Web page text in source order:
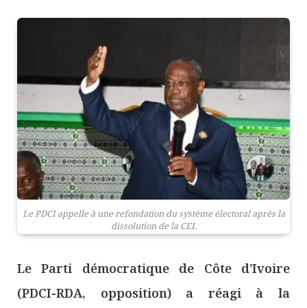
Le PDCI appelle à une refondation du système électoral après la
dissolution de la CEI.
Le Parti démocratique de Côte d’Ivoire
(PDCI-RDA, opposition) a réagi à la